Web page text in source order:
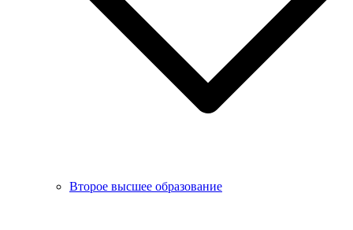
Второе высшее образование